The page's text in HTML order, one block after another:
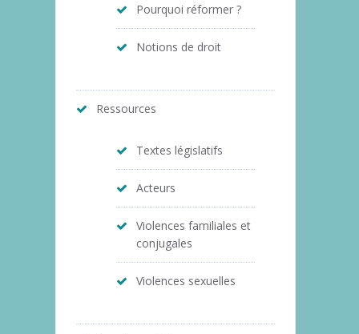
Pourquoi réformer ?
Notions de droit
Ressources
Textes législatifs
Acteurs
Violences familiales et
conjugales
Violences sexuelles